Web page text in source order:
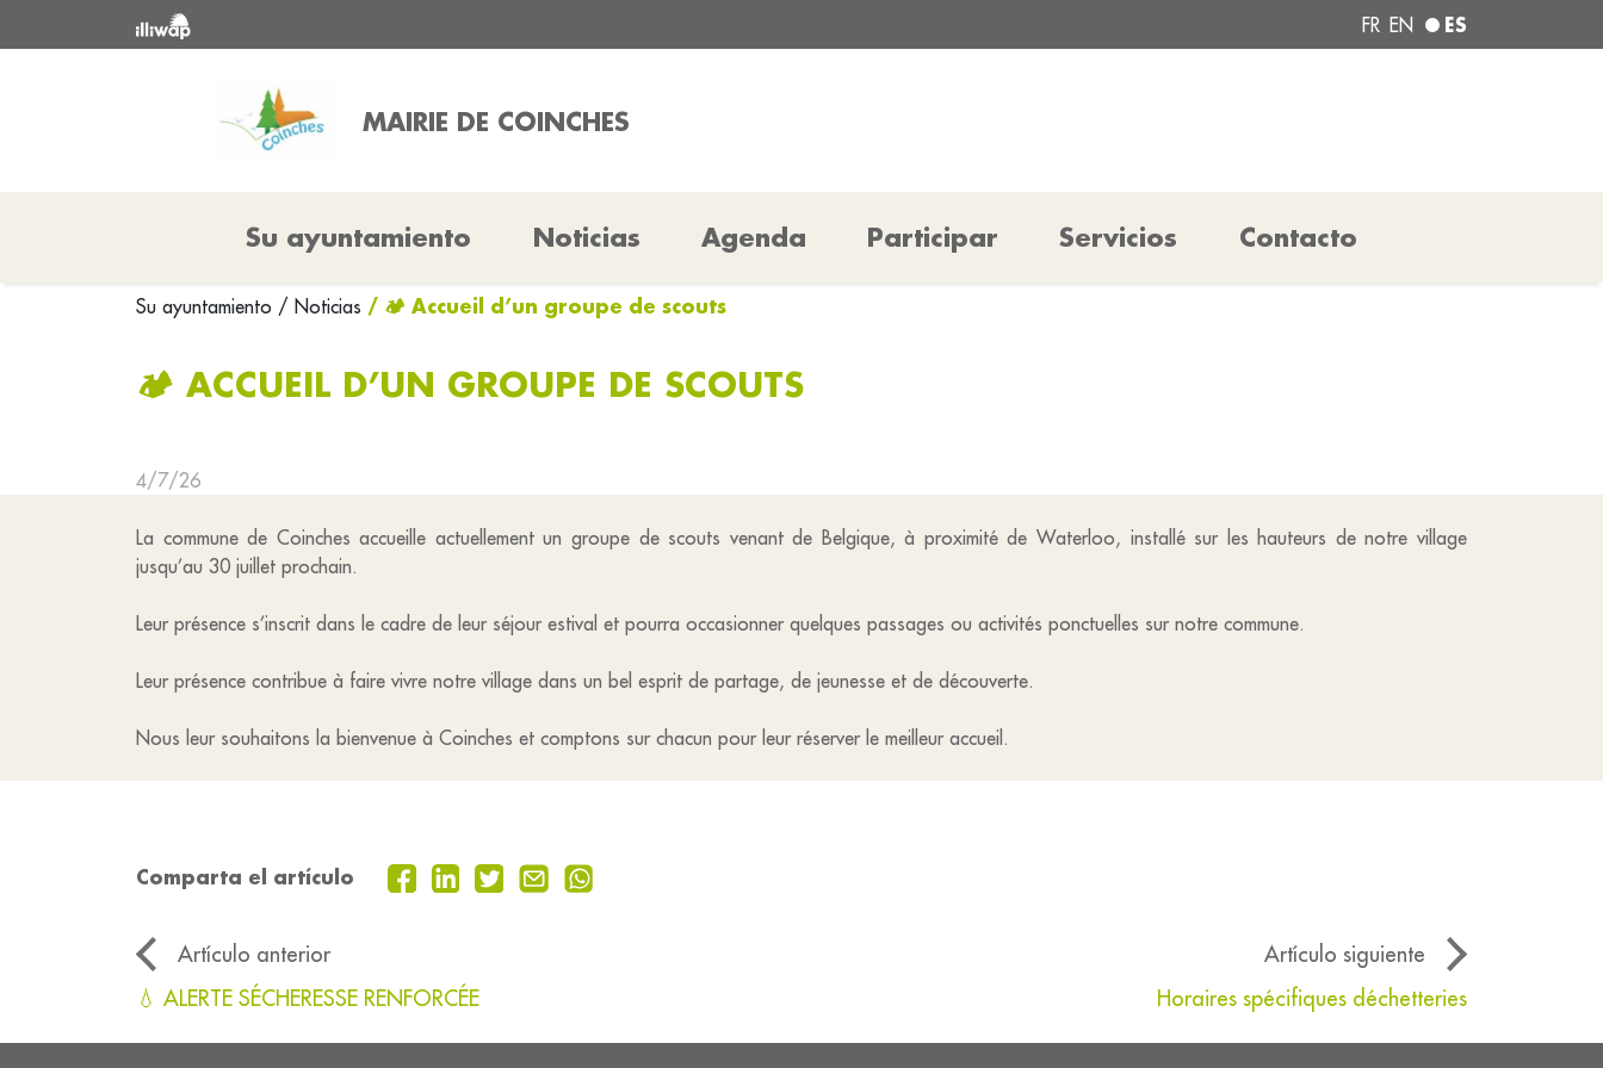
FR EN ES
MAIRIE DE COINCHES
Su ayuntamiento Noticias Agenda Participar Servicios Contacto
Su ayuntamiento / Noticias / 🏕️ Accueil d’un groupe de scouts
🏕️ ACCUEIL D’UN GROUPE DE SCOUTS
4/7/26
La commune de Coinches accueille actuellement un groupe de scouts venant de Belgique, à proximité de Waterloo, installé sur les hauteurs de notre village
jusqu’au 30 juillet prochain.
Leur présence s’inscrit dans le cadre de leur séjour estival et pourra occasionner quelques passages ou activités ponctuelles sur notre commune.
Leur présence contribue à faire vivre notre village dans un bel esprit de partage, de jeunesse et de découverte.
Nous leur souhaitons la bienvenue à Coinches et comptons sur chacun pour leur réserver le meilleur accueil.
Comparta el artículo
Artículo anterior
Artículo siguiente
💧 ALERTE SÉCHERESSE RENFORCÉE
Horaires spécifiques déchetteries